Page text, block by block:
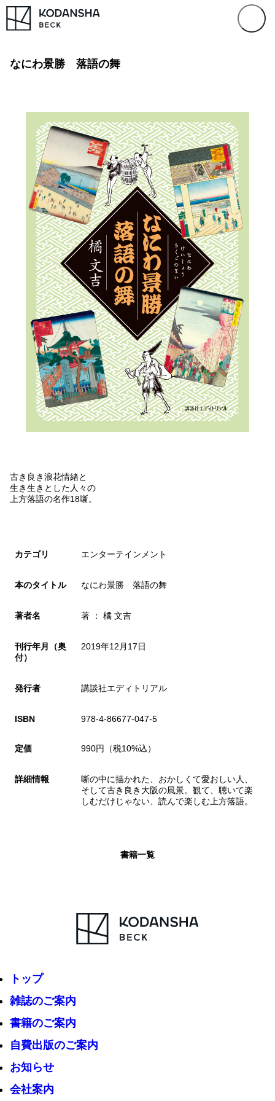
なにわ景勝 落語の舞
古き良き浪花情緒と
生き生きとした人々の
上方落語の名作18噺。
カテゴリ エンターテインメント
本のタイトル なにわ景勝 落語の舞
著者名 著 ： 橘 文吉
刊行年月（奥
付）
2019年12月17日
発行者 講談社エディトリアル
ISBN 978-4-86677-047-5
定価 990円（税10%込）
詳細情報
噺の中に描かれた、おかしくて愛おしい人、
そして古き良き大阪の風景。観て、聴いて楽
しむだけじゃない、読んで楽しむ上方落語。
書籍一覧
トップ
雑誌のご案内
書籍のご案内
自費出版のご案内
お知らせ
会社案内